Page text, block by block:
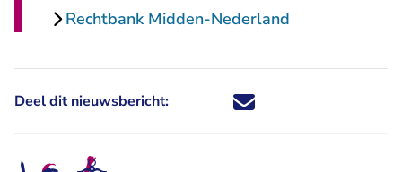
Rechtbank Midden-Nederland
Deel dit nieuwsbericht: Deel dit nieuwsbericht via X -
Deel dit nieuwsbericht via
Deel dit nieuwsbericht
Deel dit